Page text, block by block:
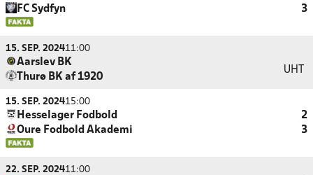
FC Sydfyn
3
15. SEP. 202411:00
Aarslev BK
Thurø BK af 1920
UHT
15. SEP. 202415:00
Hesselager Fodbold
2
Oure Fodbold Akademi
3
22. SEP. 202411:00